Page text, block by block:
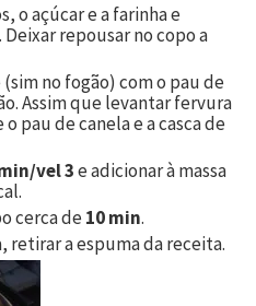
o açúcar e a farinha e
. Deixar repousar no copo a
no fogão) com o pau de
Assim que levantar fervura
pau de canela e a casca de
vel 3e adicionar à massa
cerca de10 min.
retirar a espuma da receita.